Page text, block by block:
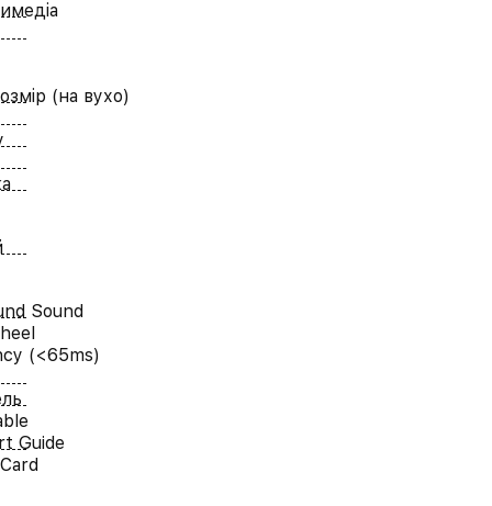
(на вухо)
Sound
(<65ms)
Guide